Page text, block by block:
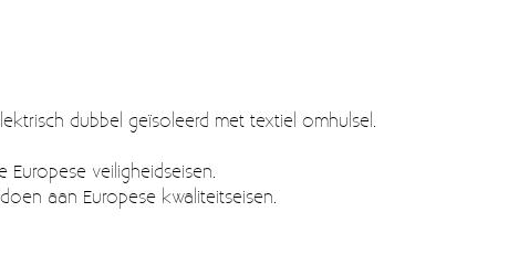
dubbel geïsoleerd met textiel omhulsel.
veiligheidseisen.
aan Europese kwaliteitseisen.